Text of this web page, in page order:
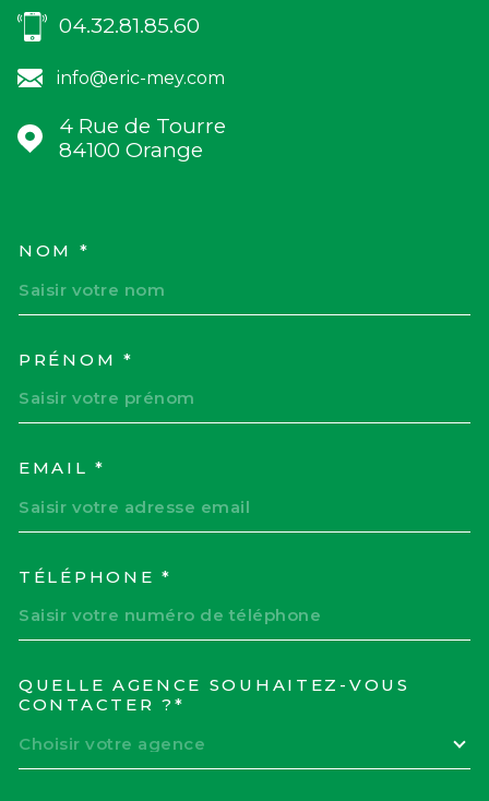
04.32.81.85.60
info@eric-mey.com
4 Rue de Tourre
84100
Orange
NOM *
PRÉNOM *
EMAIL *
TÉLÉPHONE *
QUELLE AGENCE SOUHAITEZ-VOUS
CONTACTER ?*
Choisir votre agence